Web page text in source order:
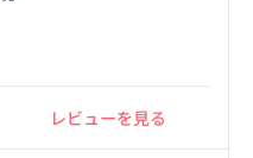
レビューを見る